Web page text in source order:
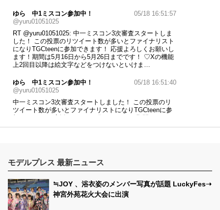
ゆら 中1ミスコン参加中！
@yuru01051025
05/18 16:51:57
RT @yuru01051025: 中一ミスコン3次審査スタートしま
した！ この投票のリツイート数が多いとファイナリスト
になりTGCteenに参加できます！ 応援よろしくお願いし
ます！期間は5月16日から5月26日までです！ ♡Xの機能
上2回目以降は絵文字などをつけないといけま…
ゆら 中1ミスコン参加中！
@yuru01051025
05/18 16:51:40
中一ミスコン3次審査スタートしました！ この投票のリ
ツイート数が多いとファイナリストになりTGCteenに参
加できます！ 応援よろしくお願いします！期間は5月16
日から5月26日までです！ ♡Xの機能上2回目以降は絵文
モデルプレス 最新ニュース
≒JOY 、浴衣姿のメンバー写真が話題 LuckyFes➝
神宮外苑花火大会に出演